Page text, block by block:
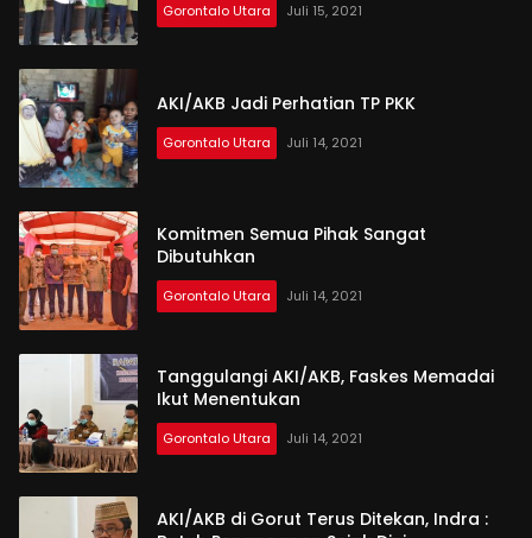
Gorontalo Utara Juli 15, 2021
AKI/AKB Jadi Perhatian TP PKK
Gorontalo Utara Juli 14, 2021
Komitmen Semua Pihak Sangat
Dibutuhkan
Gorontalo Utara Juli 14, 2021
Tanggulangi AKI/AKB, Faskes Memadai
Ikut Menentukan
Gorontalo Utara Juli 14, 2021
AKI/AKB di Gorut Terus Ditekan, Indra :